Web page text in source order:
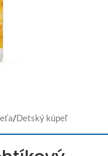
/Detský kúpeľ